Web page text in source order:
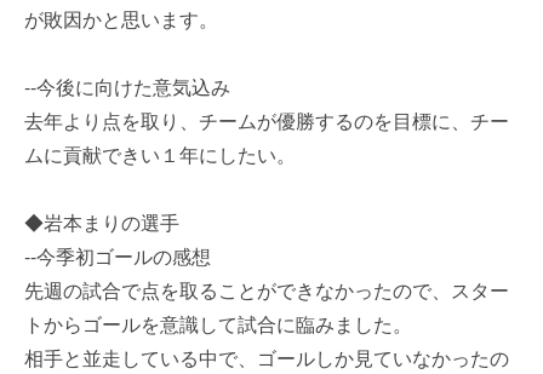
が敗因かと思います。
--今後に向けた意気込み
去年より点を取り、チームが優勝するのを目標に、チー
ムに貢献できい１年にしたい。
◆岩本まりの選手
--今季初ゴールの感想
先週の試合で点を取ることができなかったので、スター
トからゴールを意識して試合に臨みました。
相手と並走している中で、ゴールしか見ていなかったの